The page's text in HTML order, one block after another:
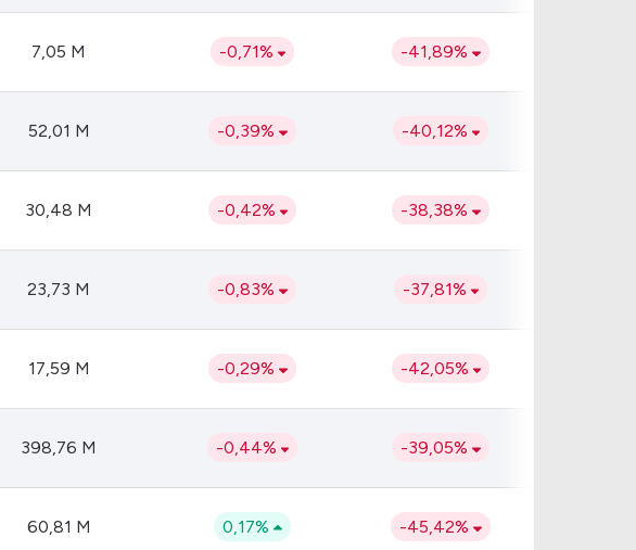
As Ações Mais Buscadas
Guia do Iniciante
7,05 M -0,71% -41,89%
52,01 M -0,39% -40,12%
30,48 M -0,42% -38,38%
23,73 M -0,83% -37,81%
17,59 M -0,29% -42,05%
398,76 M -0,44% -39,05%
60,81 M 0,17% -45,42%